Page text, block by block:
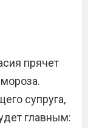
прячет
супруга,
главным: